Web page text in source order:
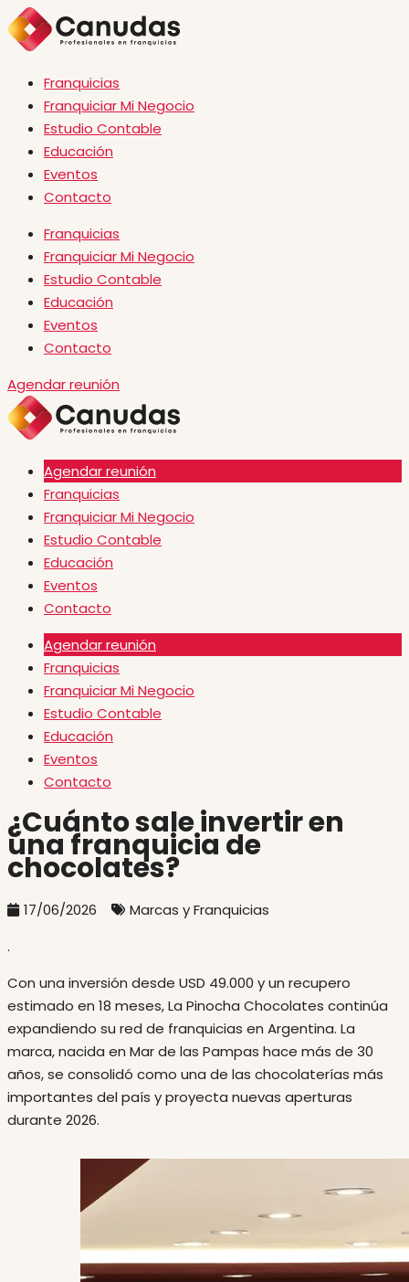
Franquicias
Franquiciar Mi Negocio
Estudio Contable
Educación
Eventos
Contacto
Franquicias
Franquiciar Mi Negocio
Estudio Contable
Educación
Eventos
Contacto
Agendar reunión
Agendar reunión
Franquicias
Franquiciar Mi Negocio
Estudio Contable
Educación
Eventos
Contacto
Agendar reunión
Franquicias
Franquiciar Mi Negocio
Estudio Contable
Educación
Eventos
Contacto
¿Cuánto sale invertir en
una franquicia de
chocolates?
17/06/2026
Marcas y Franquicias
.
Con una inversión desde USD 49.000 y un recupero
estimado en 18 meses, La Pinocha Chocolates continúa
expandiendo su red de franquicias en Argentina. La
marca, nacida en Mar de las Pampas hace más de 30
años, se consolidó como una de las chocolaterías más
importantes del país y proyecta nuevas aperturas
durante 2026.